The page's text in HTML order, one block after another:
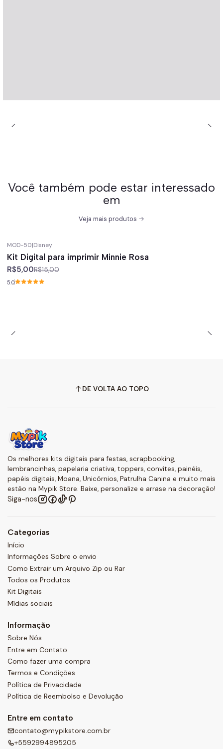
Você também pode estar interessado
em
Veja mais produtos
MOD-50|Disney
Kit Digital para imprimir Minnie Rosa
R$5,00R$15,00
5.0
DE VOLTA AO TOPO
Os melhores kits digitais para festas, scrapbooking,
lembrancinhas, papelaria criativa, toppers, convites, painéis,
papéis digitais, Moana, Unicórnios, Patrulha Canina e muito mais
estão na Mypik Store. Baixe, personalize e arrase na decoração!
Siga-nos
Categorias
Início
Informações Sobre o envio
Como Extrair um Arquivo Zip ou Rar
Todos os Produtos
Kit Digitais
Mídias sociais
Informação
Sobre Nós
Entre em Contato
Como fazer uma compra
Termos e Condições
Política de Privacidade
Política de Reembolso e Devolução
Entre em contato
contato@mypikstore.com.br
+5592994895205